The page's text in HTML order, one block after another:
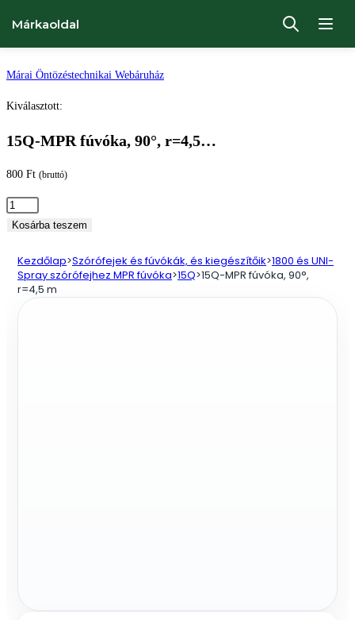
Ugrás
Márai Öntözéstechnikai Webáruház
Márkaoldal
Kiválasztott:
15Q-MPR fúvóka, 90°, r=4,5…
800 Ft (bruttó)
15Q-
MPR
90°,
r=4,5
Kosárba teszem
Kezdőlap>Szórófejek és fúvókák, és kiegészítőik>1800 és UNI-
Spray szórófejhez MPR fúvóka>15Q>15Q-MPR fúvóka, 90°,
r=4,5 m